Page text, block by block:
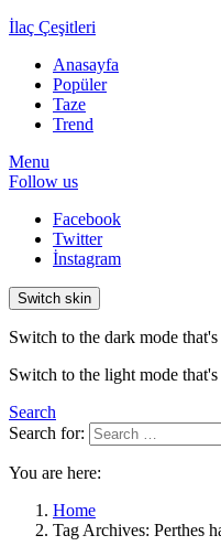
İlaç Çeşitleri
Anasayfa
Popüler
Taze
Trend
Menu
Follow us
Facebook
Twitter
İnstagram
Switch skin
Switch to the dark mode
Switch to the light mode
Search
Search for:
You are here:
Home
Tag Archives: Perthes